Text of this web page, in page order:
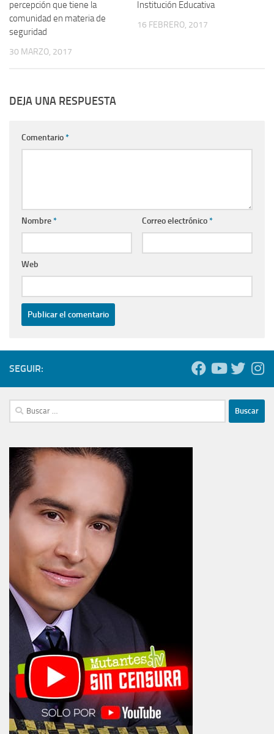
percepción que tiene la
comunidad en materia de
seguridad
30 MARZO, 2017
Institución Educativa
16 FEBRERO, 2017
DEJA UNA RESPUESTA
Comentario*
Nombre* Correo electrónico*
Web
SEGUIR:
Buscar: